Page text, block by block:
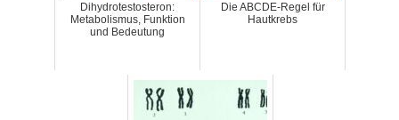
Dihydrotestosteron:
Metabolismus, Funktion
und Bedeutung
Die ABCDE-Regel für
Hautkrebs